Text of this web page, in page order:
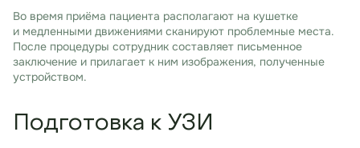
Во время приёма пациента располагают на кушетке
и медленными движениями сканируют проблемные места.
После процедуры сотрудник составляет письменное
заключение и прилагает к ним изображения, полученные
устройством.
Подготовка к УЗИ